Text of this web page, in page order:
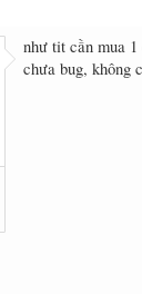
như tit cần mua 1
chưa bug, không